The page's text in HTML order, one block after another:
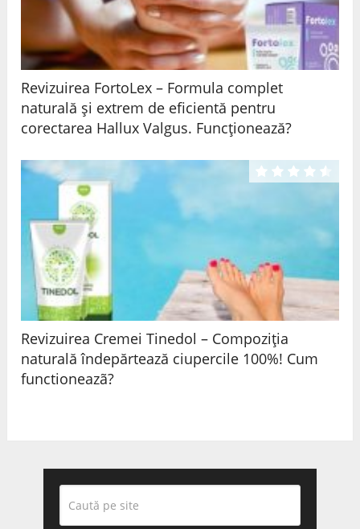
Revizuirea FortoLex – Formula complet
naturală și extrem de eficientă pentru
corectarea Hallux Valgus. Funcționează?
Revizuirea Cremei Tinedol – Compoziția
naturală îndepărtează ciupercile 100%! Cum
functioneazã?